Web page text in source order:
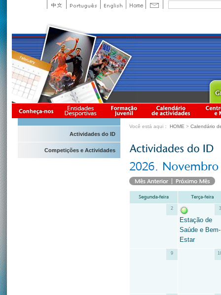
Actividades do ID
Competições e Actividades
Você está aqui： HOME > Calendário
2 3
Estação de
Saúde e Bem-
Estar
9